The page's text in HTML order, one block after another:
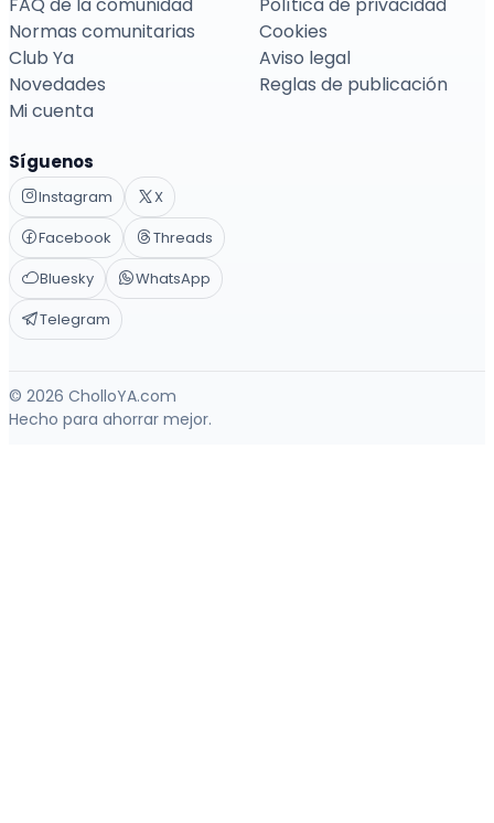
Normas comunitarias
Club Ya
Novedades
Mi cuenta
Cookies
Aviso legal
Reglas de publicación
Síguenos
Instagram
X
Facebook
Threads
Bluesky
WhatsApp
Telegram
© 2026 CholloYA.com
Hecho para ahorrar mejor.